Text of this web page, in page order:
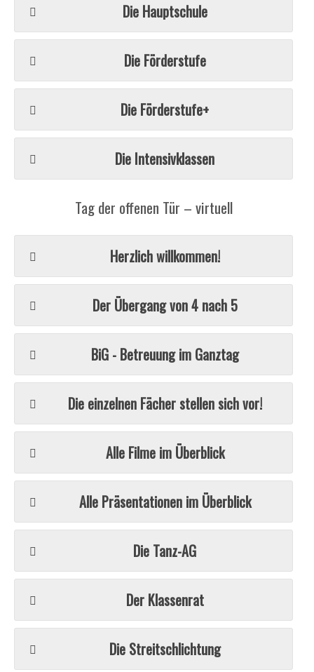
Die Hauptschule
Die Förderstufe
Die Förderstufe+
Die Intensivklassen
Tag der offenen Tür – virtuell
Herzlich willkommen!
Der Übergang von 4 nach 5
BiG - Betreuung im Ganztag
Die einzelnen Fächer stellen sich vor!
Alle Filme im Überblick
Alle Präsentationen im Überblick
Die Tanz-AG
Der Klassenrat
Die Streitschlichtung